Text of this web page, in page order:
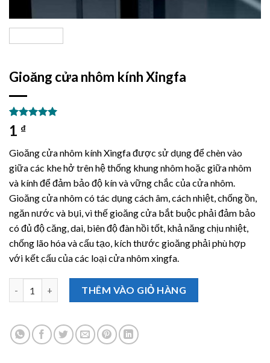
Gioăng cửa nhôm kính Xingfa
5.00
dựa trên
7
1 ₫
Gioăng cửa nhôm kính Xingfa được sử dụng để chèn vào
giữa các khe hở trên hệ thống khung nhôm hoặc giữa nhôm
và kính để đảm bảo độ kín và vững chắc của cửa nhôm.
Gioăng cửa nhôm có tác dụng cách âm, cách nhiệt, chống ồn,
ngăn nước và bụi, vì thế gioăng cửa bắt buộc phải đảm bảo
có đủ độ căng, dai, biên độ đàn hồi tốt, khả năng chịu nhiệt,
chống lão hóa và cấu tạo, kích thước gioăng phải phù hợp
với kết cấu của các loại cửa nhôm xingfa.
Gioăng cửa nhôm kính Xingfa số lượng
THÊM VÀO GIỎ HÀNG